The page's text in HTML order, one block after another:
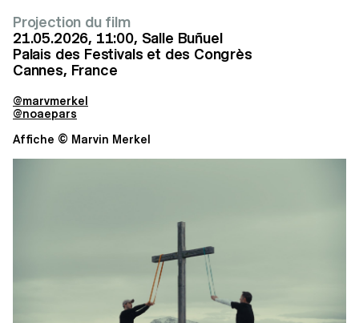
Projection du film
21.05.2026, 11:00, Salle Buñuel
Palais des Festivals et des Congrès
Cannes, France
@marvmerkel
@noaepars
Affiche © Marvin Merkel